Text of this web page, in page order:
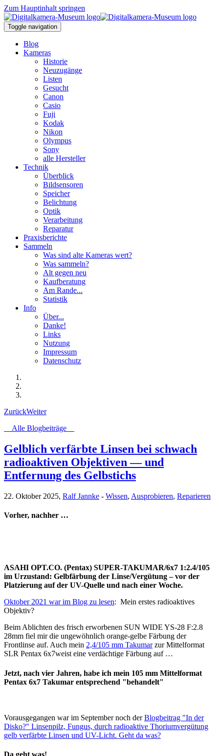
Zum Hauptinhalt springen
Toggle navigation
Blog
Kameras
Historie
Neuzugänge
Listen
Gesucht
Canon
Casio
Fuji
Kodak
Nikon
Olympus
Sony
alle Hersteller
Technik
Überblick
Bildsensoren
Speicher
Belichtung
Optik
Verarbeitung
Reparatur
Praxisberichte
Sammeln
Was sind alte Kameras wert?
Was sammeln?
Alt gegen neu
Kaufberatung
Am Rande...
Statistik
Info
Über...
Danke!
Links
Nutzung
Impressum
Datenschutz
ZurückWeiter
Alle Blogbeiträge
Gelblich verfärbte Linsen bei schwach
radioaktiven Objektiven — und
Entfernung des Gelbstichs
22. Oktober 2025, Ralf Jannke - Wissen, Ausprobieren, Reparieren
Vorher, nachher …
ASAHI OPT.CO. (Pentax) SUPER-TAKUMAR/6x7 1:2.4/105
im Urzustand: Gelbfärbung der Linse/Vergütung – vor der
Platzierung auf der UV-Quelle und nach einer Woche.
Oktober 2021 war im Blog zu lesen: Mein erstes radioaktives
Objektiv?
Beim Ablichten des frisch erworbenen SUN WIDE YS-28 F:2.8
28mm fiel mir die ungewöhnlich orange-gelbe Färbung der
Frontlinse auf. Auch mein 2,4/105 mm Takumarzur Mittelformat
SLR Pentax 6x7weist eine verdächtige Färbung auf …
Jetzt, nach vier Jahren, habe ich mein 105 mm Mittelformat
Pentax 6x7 Takumar entsprechend "behandelt"
Vorausgegangen war im September noch derBlogbeitrag "In der
Disko?" Linsenpilz, Fungus, durch radioaktive Thoriumvergütung
gelb verfärbte Linsen und UV-Licht. Geht da was?